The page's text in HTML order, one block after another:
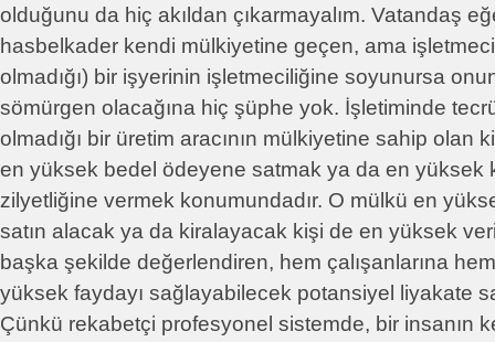
olduğunu da hiç akıldan çıkarmayalım. Vatandaş
hasbelkader kendi mülkiyetine geçen, ama
olmadığı) bir işyerinin işletmeciliğine soyunursa
sömürgen olacağına hiç şüphe yok. İşletiminde
olmadığı bir üretim aracının mülkiyetine sahip olan
en yüksek bedel ödeyene satmak ya da en yüksek
zilyetliğine vermek konumundadır. O mülkü en
satın alacak ya da kiralayacak kişi de en yüksek
başka şekilde değerlendiren, hem çalışanlarına
yüksek faydayı sağlayabilecek potansiyel liyakate
Çünkü rekabetçi profesyonel sistemde, bir insanın